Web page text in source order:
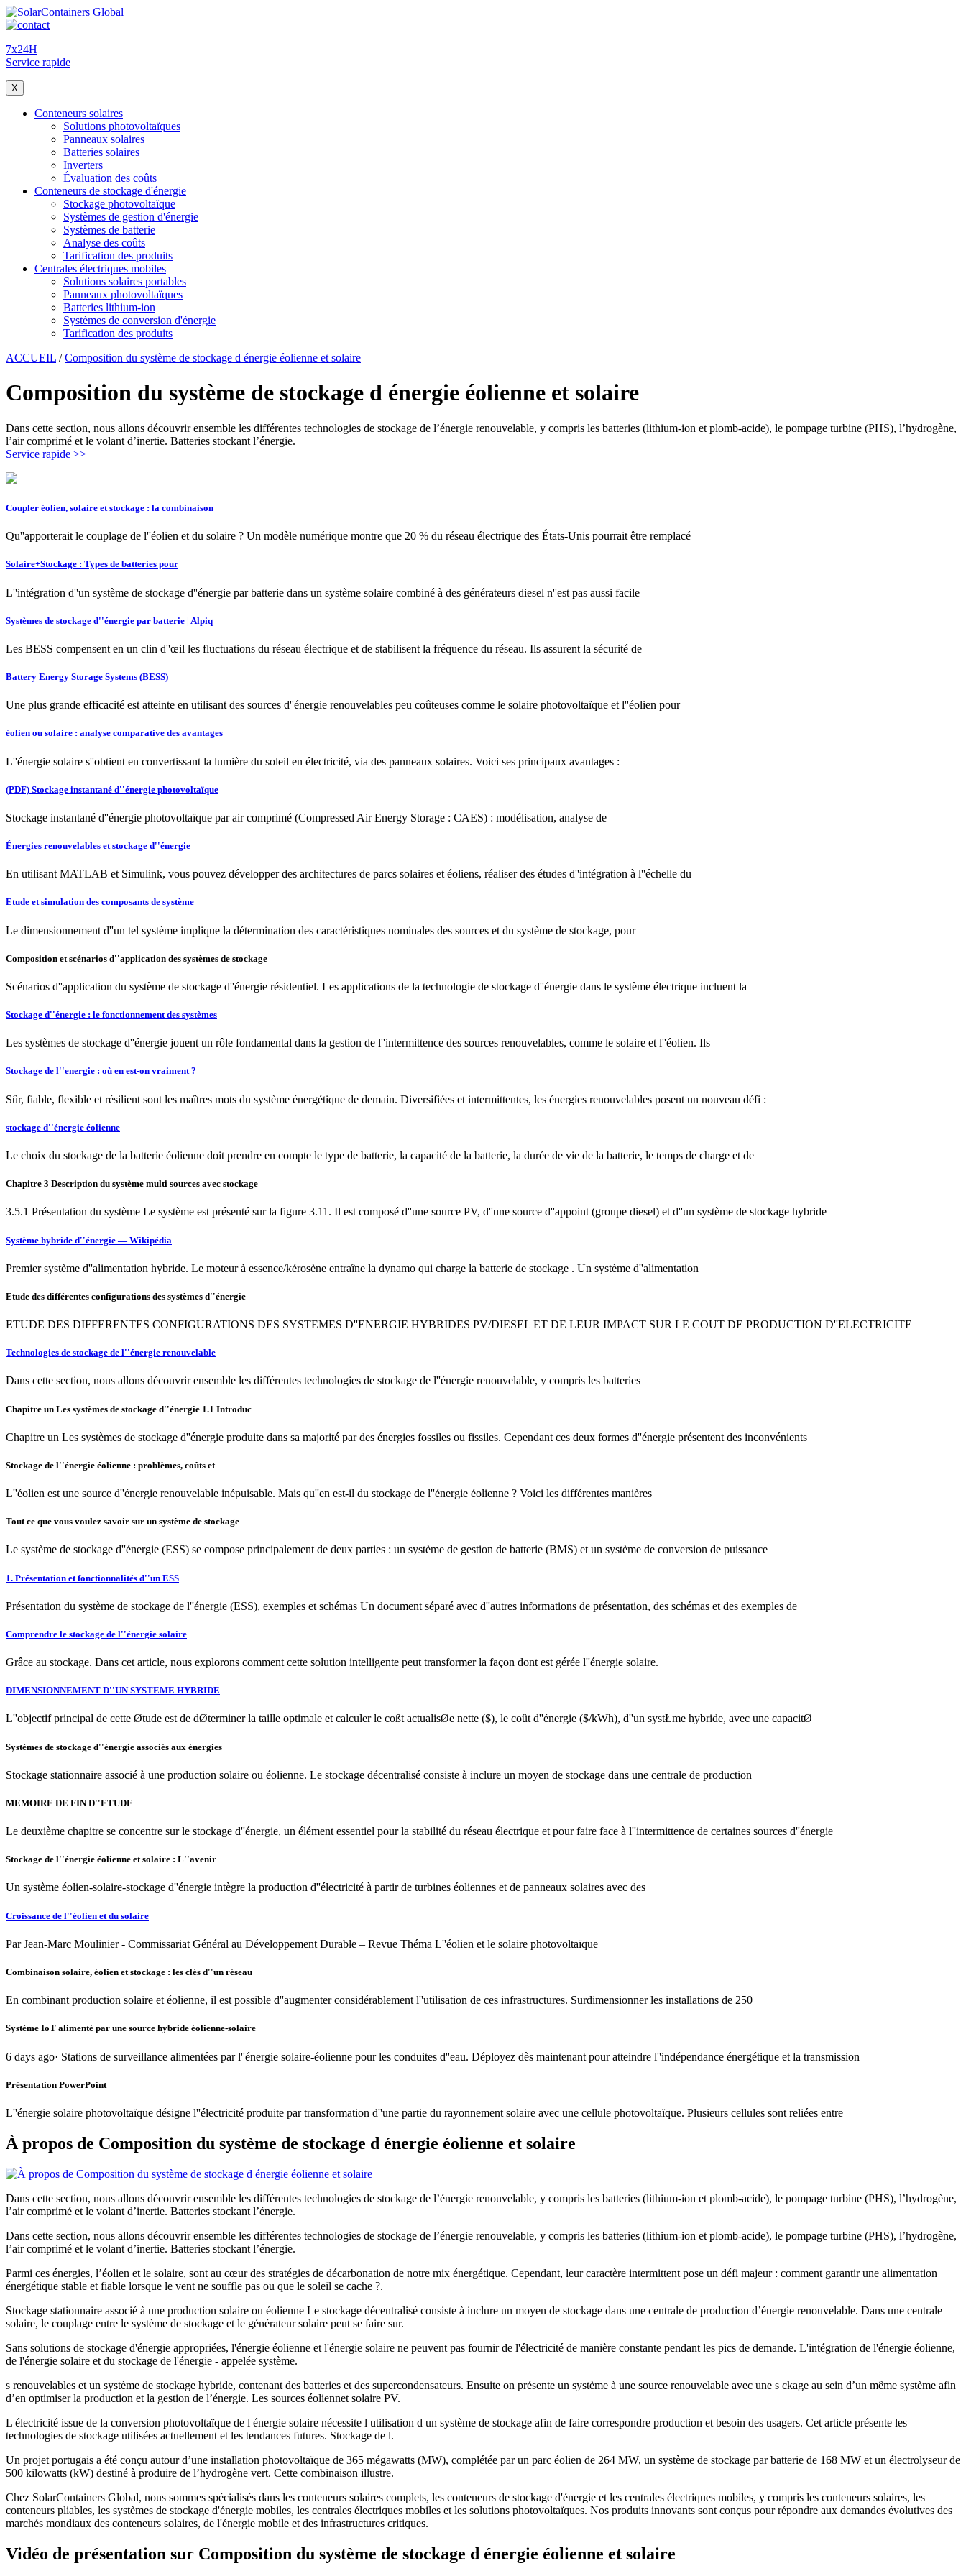
7x24H
Service rapide
X
Conteneurs solaires
Solutions photovoltaïques
Panneaux solaires
Batteries solaires
Inverters
Évaluation des coûts
Conteneurs de stockage d'énergie
Stockage photovoltaïque
Systèmes de gestion d'énergie
Systèmes de batterie
Analyse des coûts
Tarification des produits
Centrales électriques mobiles
Solutions solaires portables
Panneaux photovoltaïques
Batteries lithium-ion
Systèmes de conversion d'énergie
Tarification des produits
ACCUEIL /Composition du système de stockage d énergie éolienne et solaire
Composition du système de stockage d énergie éolienne et solaire
Dans cette section, nous allons découvrir ensemble les différentes technologies de stockage de l’énergie renouvelable, y compris les batteries (lithium-ion et plomb-acide), le pompage turbine (PHS), l’hydrogène,
l’air comprimé et le volant d’inertie. Batteries stockant l’énergie.
Service rapide >>
Coupler éolien, solaire et stockage : la combinaison
Qu''apporterait le couplage de l''éolien et du solaire ? Un modèle numérique montre que 20 % du réseau électrique des États-Unis pourrait être remplacé
Solaire+Stockage : Types de batteries pour
L''intégration d''un système de stockage d''énergie par batterie dans un système solaire combiné à des générateurs diesel n''est pas aussi facile
Systèmes de stockage d''énergie par batterie | Alpiq
Les BESS compensent en un clin d''œil les fluctuations du réseau électrique et de stabilisent la fréquence du réseau. Ils assurent la sécurité de
Battery Energy Storage Systems (BESS)
Une plus grande efficacité est atteinte en utilisant des sources d''énergie renouvelables peu coûteuses comme le solaire photovoltaïque et l''éolien pour
éolien ou solaire : analyse comparative des avantages
L''énergie solaire s''obtient en convertissant la lumière du soleil en électricité, via des panneaux solaires. Voici ses principaux avantages :
(PDF) Stockage instantané d''énergie photovoltaïque
Stockage instantané d''énergie photovoltaïque par air comprimé (Compressed Air Energy Storage : CAES) : modélisation, analyse de
Énergies renouvelables et stockage d''énergie
En utilisant MATLAB et Simulink, vous pouvez développer des architectures de parcs solaires et éoliens, réaliser des études d''intégration à l''échelle du
Etude et simulation des composants de système
Le dimensionnement d''un tel système implique la détermination des caractéristiques nominales des sources et du système de stockage, pour
Composition et scénarios d''application des systèmes de stockage
Scénarios d''application du système de stockage d''énergie résidentiel. Les applications de la technologie de stockage d''énergie dans le système électrique incluent la
Stockage d''énergie : le fonctionnement des systèmes
Les systèmes de stockage d''énergie jouent un rôle fondamental dans la gestion de l''intermittence des sources renouvelables, comme le solaire et l''éolien. Ils
Stockage de l''energie : où en est-on vraiment ?
Sûr, fiable, flexible et résilient sont les maîtres mots du système énergétique de demain. Diversifiées et intermittentes, les énergies renouvelables posent un nouveau défi :
stockage d''énergie éolienne
Le choix du stockage de la batterie éolienne doit prendre en compte le type de batterie, la capacité de la batterie, la durée de vie de la batterie, le temps de charge et de
Chapitre 3 Description du système multi sources avec stockage
3.5.1 Présentation du système Le système est présenté sur la figure 3.11. Il est composé d''une source PV, d''une source d''appoint (groupe diesel) et d''un système de stockage hybride
Système hybride d''énergie — Wikipédia
Premier système d''alimentation hybride. Le moteur à essence/kérosène entraîne la dynamo qui charge la batterie de stockage . Un système d''alimentation
Etude des différentes configurations des systèmes d''énergie
ETUDE DES DIFFERENTES CONFIGURATIONS DES SYSTEMES D''ENERGIE HYBRIDES PV/DIESEL ET DE LEUR IMPACT SUR LE COUT DE PRODUCTION D''ELECTRICITE
Technologies de stockage de l''énergie renouvelable
Dans cette section, nous allons découvrir ensemble les différentes technologies de stockage de l''énergie renouvelable, y compris les batteries
Chapitre un Les systèmes de stockage d''énergie 1.1 Introduc
Chapitre un Les systèmes de stockage d''énergie produite dans sa majorité par des énergies fossiles ou fissiles. Cependant ces deux formes d''énergie présentent des inconvénients
Stockage de l''énergie éolienne : problèmes, coûts et
L''éolien est une source d''énergie renouvelable inépuisable. Mais qu''en est-il du stockage de l''énergie éolienne ? Voici les différentes manières
Tout ce que vous voulez savoir sur un système de stockage
Le système de stockage d''énergie (ESS) se compose principalement de deux parties : un système de gestion de batterie (BMS) et un système de conversion de puissance
1. Présentation et fonctionnalités d''un ESS
Présentation du système de stockage de l''énergie (ESS), exemples et schémas Un document séparé avec d''autres informations de présentation, des schémas et des exemples de
Comprendre le stockage de l''énergie solaire
Grâce au stockage. Dans cet article, nous explorons comment cette solution intelligente peut transformer la façon dont est gérée l''énergie solaire.
DIMENSIONNEMENT D''UN SYSTEME HYBRIDE
L''objectif principal de cette Øtude est de dØterminer la taille optimale et calculer le coßt actualisØe nette ($), le coût d''énergie ($/kWh), d''un systŁme hybride, avec une capacitØ
Systèmes de stockage d''énergie associés aux énergies
Stockage stationnaire associé à une production solaire ou éolienne. Le stockage décentralisé consiste à inclure un moyen de stockage dans une centrale de production
MEMOIRE DE FIN D''ETUDE
Le deuxième chapitre se concentre sur le stockage d''énergie, un élément essentiel pour la stabilité du réseau électrique et pour faire face à l''intermittence de certaines sources d''énergie
Stockage de l''énergie éolienne et solaire : L''avenir
Un système éolien-solaire-stockage d''énergie intègre la production d''électricité à partir de turbines éoliennes et de panneaux solaires avec des
Croissance de l''éolien et du solaire
Par Jean-Marc Moulinier - Commissariat Général au Développement Durable – Revue Théma L''éolien et le solaire photovoltaïque
Combinaison solaire, éolien et stockage : les clés d''un réseau
En combinant production solaire et éolienne, il est possible d''augmenter considérablement l''utilisation de ces infrastructures. Surdimensionner les installations de 250
Système IoT alimenté par une source hybride éolienne-solaire
6 days ago· Stations de surveillance alimentées par l''énergie solaire-éolienne pour les conduites d''eau. Déployez dès maintenant pour atteindre l''indépendance énergétique et la transmission
Présentation PowerPoint
L''énergie solaire photovoltaïque désigne l''électricité produite par transformation d''une partie du rayonnement solaire avec une cellule photovoltaïque. Plusieurs cellules sont reliées entre
À propos de Composition du système de stockage d énergie éolienne et solaire
Dans cette section, nous allons découvrir ensemble les différentes technologies de stockage de l’énergie renouvelable, y compris les batteries (lithium-ion et plomb-acide), le pompage turbine (PHS), l’hydrogène,
l’air comprimé et le volant d’inertie. Batteries stockant l’énergie.
Dans cette section, nous allons découvrir ensemble les différentes technologies de stockage de l’énergie renouvelable, y compris les batteries (lithium-ion et plomb-acide), le pompage turbine (PHS), l’hydrogène,
l’air comprimé et le volant d’inertie. Batteries stockant l’énergie.
Parmi ces énergies, l’éolien et le solaire, sont au cœur des stratégies de décarbonation de notre mix énergétique. Cependant, leur caractère intermittent pose un défi majeur : comment garantir une alimentation
énergétique stable et fiable lorsque le vent ne souffle pas ou que le soleil se cache ?.
Stockage stationnaire associé à une production solaire ou éolienne Le stockage décentralisé consiste à inclure un moyen de stockage dans une centrale de production d’énergie renouvelable. Dans une centrale
solaire, le couplage entre le système de stockage et le générateur solaire peut se faire sur.
Sans solutions de stockage d'énergie appropriées, l'énergie éolienne et l'énergie solaire ne peuvent pas fournir de l'électricité de manière constante pendant les pics de demande. L'intégration de l'énergie éolienne,
de l'énergie solaire et du stockage de l'énergie - appelée système.
s renouvelables et un système de stockage hybride, contenant des batteries et des supercondensateurs. Ensuite on présente un système à une source renouvelable avec une s ckage au sein d’un même système afin
d’en optimiser la production et la gestion de l’énergie. Les sources éoliennet solaire PV.
L électricité issue de la conversion photovoltaïque de l énergie solaire nécessite l utilisation d un système de stockage afin de faire correspondre production et besoin des usagers. Cet article présente les
technologies de stockage utilisées actuellement et les tendances futures. Stockage de l.
Un projet portugais a été conçu autour d’une installation photovoltaïque de 365 mégawatts (MW), complétée par un parc éolien de 264 MW, un système de stockage par batterie de 168 MW et un électrolyseur de
500 kilowatts (kW) destiné à produire de l’hydrogène vert. Cette combinaison illustre.
Chez SolarContainers Global, nous sommes spécialisés dans les conteneurs solaires complets, les conteneurs de stockage d'énergie et les centrales électriques mobiles, y compris les conteneurs solaires, les
conteneurs pliables, les systèmes de stockage d'énergie mobiles, les centrales électriques mobiles et les solutions photovoltaïques. Nos produits innovants sont conçus pour répondre aux demandes évolutives des
marchés mondiaux des conteneurs solaires, de l'énergie mobile et des infrastructures critiques.
Vidéo de présentation sur Composition du système de stockage d énergie éolienne et solaire